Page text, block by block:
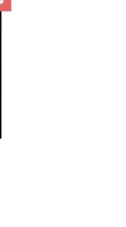
Przejdź do kolejnego zdjęcia.